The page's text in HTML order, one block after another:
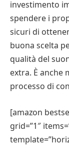
investimento
spendere i
sicuri di
buona scelta
qualità del
extra. È anche
processo di
[amazon
grid=”1″